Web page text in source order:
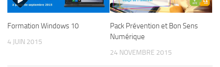
Formation Windows 10
4 JUIN 2015
Pack Prévention et Bon Sens
Numérique
24 NOVEMBRE 2015